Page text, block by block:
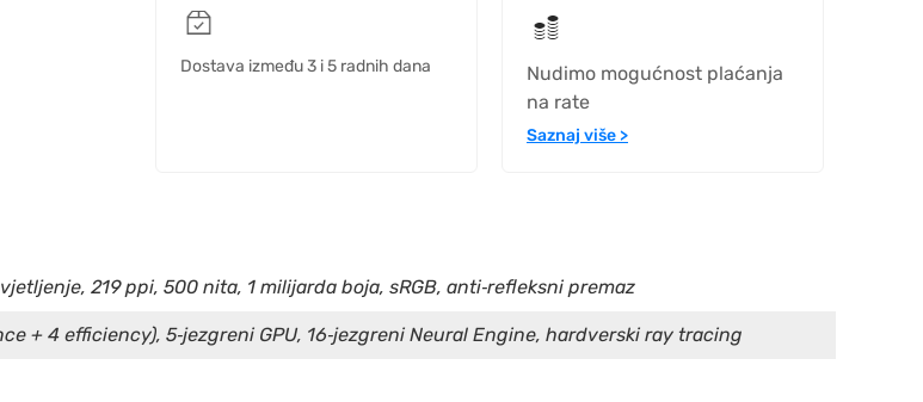
Dostava između 3 i 5 radnih dana
Nudimo mogućnost plaćanja
na rate
Saznaj više >
219 ppi, 500 nita, 1 milijarda boja, sRGB, anti‑refleksni premaz
+ 4 efficiency), 5‑jezgreni GPU, 16‑jezgreni Neural Engine, hardverski ray tracing